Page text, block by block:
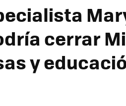
cerrar
y